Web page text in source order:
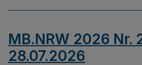
MB.NRW 2026 Nr.
28.07.2026